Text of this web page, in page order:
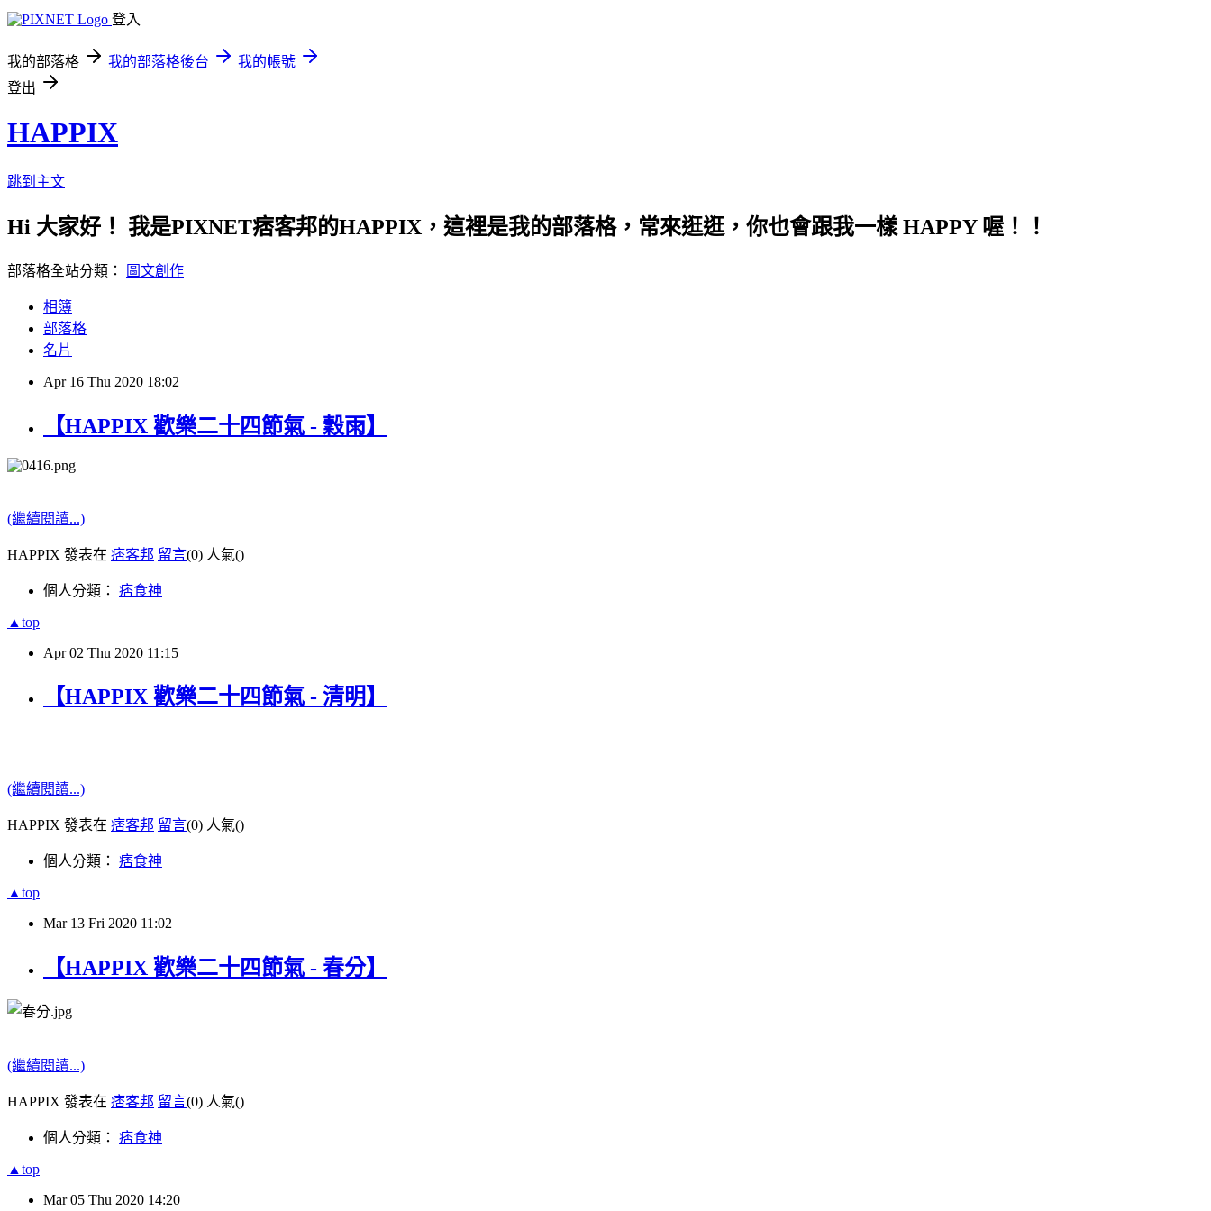
登入
我的部落格 我的部落格後台
我的帳號
登出
HAPPIX
跳到主文
Hi 大家好！ 我是PIXNET痞客邦的HAPPIX，這裡是我的部落格，常來逛逛，你也會跟我一樣 HAPPY 喔！！
部落格全站分類： 圖文創作
相簿
部落格
名片
Apr 16 Thu 2020 18:02
【HAPPIX 歡樂二十四節氣 - 穀雨】
(繼續閱讀...)
HAPPIX 發表在 痞客邦 留言(0) 人氣()
個人分類： 痞食神
▲top
Apr 02 Thu 2020 11:15
【HAPPIX 歡樂二十四節氣 - 清明】
(繼續閱讀...)
HAPPIX 發表在 痞客邦 留言(0) 人氣()
個人分類： 痞食神
▲top
Mar 13 Fri 2020 11:02
【HAPPIX 歡樂二十四節氣 - 春分】
(繼續閱讀...)
HAPPIX 發表在 痞客邦 留言(0) 人氣()
個人分類： 痞食神
▲top
Mar 05 Thu 2020 14:20